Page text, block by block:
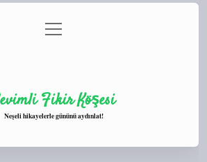
Gizlilik Politikası
menüyü
aç
Fikir Köşesi
Neşeli hikayelerle gününü aydınlat!